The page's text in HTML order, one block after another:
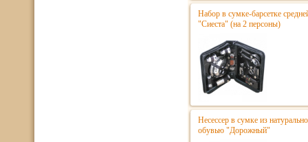
Набор в сумке-барсетке
"Сиеста" (на 2 персоны)
Несессер в сумке из
обувью "Дорожный"